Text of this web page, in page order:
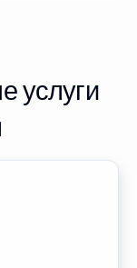
услуги